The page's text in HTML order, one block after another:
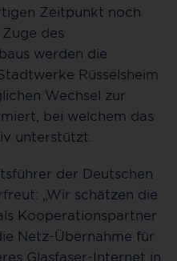
Zeitpunkt noch
des
werden die
Rüsselsheim
Wechsel zur
bei welchem das
unterstützt.
der Deutschen
„Wir schätzen die
Kooperationspartner
Netz-Übernahme für
Glasfaser-Internet in